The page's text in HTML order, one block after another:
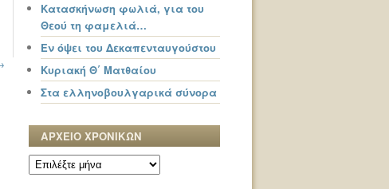
Κατασκήνωση φωλιά, για του
Θεού τη φαμελιά…
Εν όψει του Δεκαπενταυγούστου
Κυριακή Θ΄ Ματθαίου
Στα ελληνοβουλγαρικά σύνορα
ΑΡΧΕΙΟ ΧΡΟΝΙΚΩΝ
ΑΡΧΕΙΟ
ΧΡΟΝΙΚΩΝ